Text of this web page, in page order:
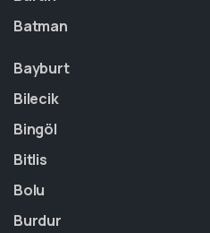
Batman
Bayburt
Bilecik
Bingöl
Bitlis
Bolu
Burdur